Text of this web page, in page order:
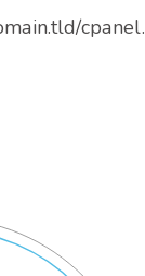
cpanel.